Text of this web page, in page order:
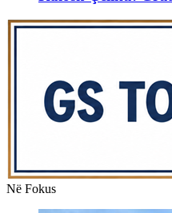
Në Fokus